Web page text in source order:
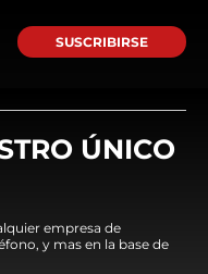
SUSCRIBIRSE
ÚNICO
empresa de
y mas en la base de